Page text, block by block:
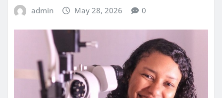
admin May 28, 2026 0